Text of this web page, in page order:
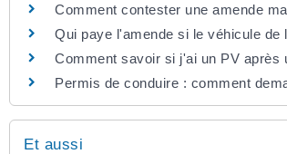
Comment contester une amende
Qui paye l'amende si le véhicule de
Comment savoir si j'ai un PV après
Permis de conduire : comment
Et aussi